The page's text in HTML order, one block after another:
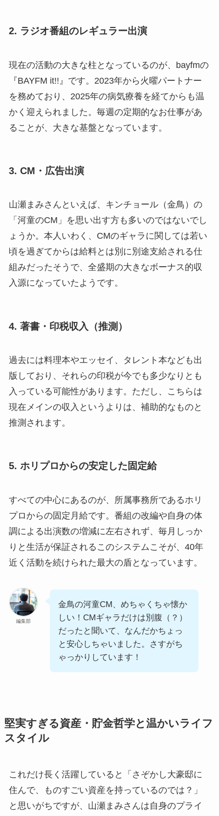
2. ラジオ番組のレギュラー出演
現在の活動の大きな柱となっているのが、bayfmの
『BAYFM it!!』です。2023年から火曜パートナー
を務めており、2025年の病気療養を経てからも温
かく迎えられました。毎週の定期的なお仕事があ
ることが、大きな基盤となっています。
3. CM・広告出演
山瀬まみさんといえば、キンチョール（金鳥）の
「河童のCM」を思い出す方も多いのではないでし
ょうか。本人いわく、CMのギャラに関しては若い
頃を過ぎてからは給料とは別に別途支給される仕
組みだったそうで、全盛期の大きなボーナス的収
入源になっていたようです。
4. 著書・印税収入（推測）
過去には料理本やエッセイ、タレント本なども出
版しており、それらの印税が今でも多少なりとも
入っている可能性があります。ただし、こちらは
現在メインの収入というよりは、補助的なものと
推測されます。
5. ホリプロからの安定した固定給
すべての中心にあるのが、所属事務所であるホリ
プロからの固定月給です。番組の改編や自身の体
調による出演数の増減に左右されず、毎月しっか
りと生活が保証されるこのシステムこそが、40年
近く活動を続けられた最大の盾となっています。
編集部
金鳥の河童CM、めちゃくちゃ懐か
しい！CMギャラだけは別腹（？）
だったと聞いて、なんだかちょっ
と安心しちゃいました。さすがち
ゃっかりしています！
堅実すぎる資産・貯金哲学と温かいライフ
スタイル
これだけ長く活躍していると「さぞかし大豪邸に
住んで、ものすごい資産を持っているのでは？」
と思いがちですが、山瀬まみさんは自身のプライ